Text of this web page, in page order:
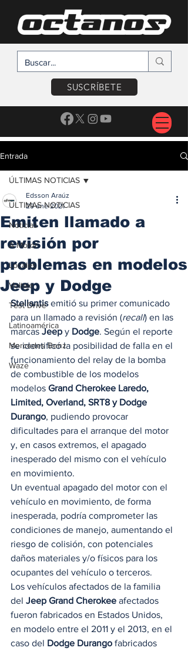
SUSCRÍBETE
Entrada
ÚLTIMAS NOTICIAS
Noticias
A Motor
Locales
Voltaje
Test Drive
Latinoamérica
Mercedes Benz
Waze
ÚLTIMAS NOTICIAS
Emiten llamado a
revisión por
problemas en modelos
Jeep y Dodge
Edsson Araúz
29 ene 2021
Stellantis emitió su primer comunicado
para un llamado a revisión (recall) en las
marcas Jeep y Dodge. Según el reporte
se identificó la posibilidad de falla en el
funcionamiento del relay de la bomba
de combustible de los modelos
modelos Grand Cherokee Laredo,
Limited, Overland, SRT8 y Dodge
Durango, pudiendo provocar
dificultades para el arranque del motor
y, en casos extremos, el apagado
inesperado del mismo con el vehículo
en movimiento.
Un eventual apagado del motor con el
vehículo en movimiento, de forma
inesperada, podría comprometer las
condiciones de manejo, aumentando el
riesgo de colisión, con potenciales
daños materiales y/o físicos para los
ocupantes del vehículo o terceros.
Los vehículos afectados de la familia
del Jeep Grand Cherokee afectados
fueron fabricados en Estados Unidos,
en modelo entre el 2011 y el 2013, en el
caso del Dodge Durango fabricados